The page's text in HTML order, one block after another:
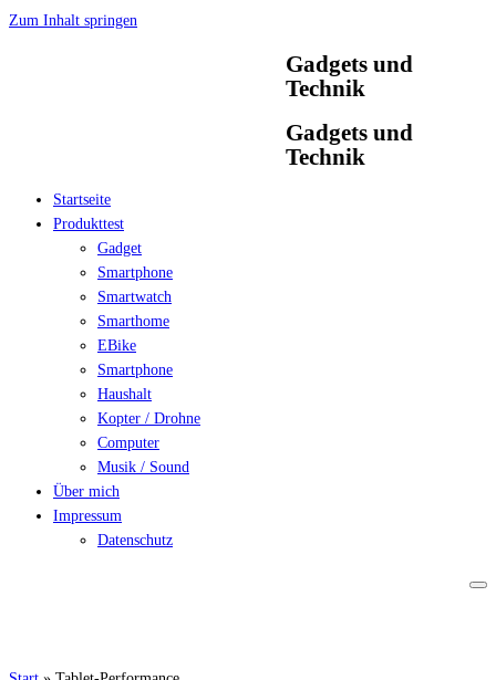
Zum Inhalt springen
Gadgets und
Technik
Gadgets und
Technik
Startseite
Produkttest
Gadget
Smartphone
Smartwatch
Smarthome
EBike
Smartphone
Haushalt
Kopter / Drohne
Computer
Musik / Sound
Über mich
Impressum
Datenschutz